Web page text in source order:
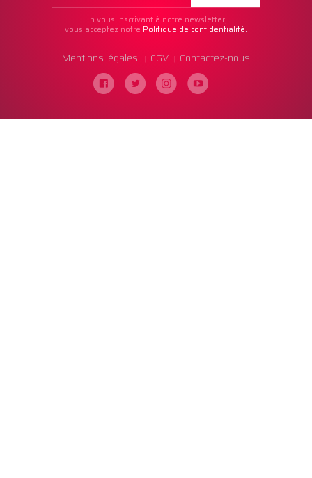
En vous inscrivant à notre newsletter,
vous acceptez notre Politique de confidentialité.
Mentions légales | CGV | Contactez-nous